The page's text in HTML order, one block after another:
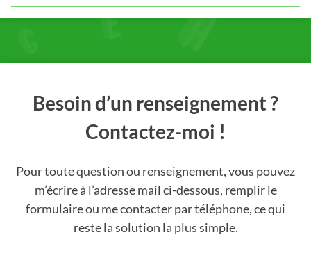
Besoin d’un renseignement ?
Contactez-moi !
Pour toute question ou renseignement, vous pouvez
m’écrire à l’adresse mail ci-dessous, remplir le
formulaire ou me contacter par téléphone, ce qui
reste la solution la plus simple.